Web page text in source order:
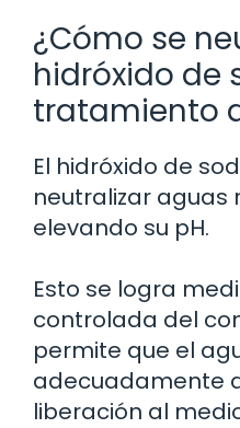
¿Cómo se
hidróxido de
tratamiento
El hidróxido de
neutralizar aguas
elevando su pH.
Esto se logra
controlada del
permite que el
adecuadamente
liberación al